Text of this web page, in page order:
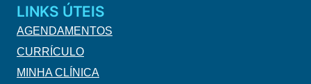
LINKS ÚTEIS
AGENDAMENTOS
CURRÍCULO
MINHA CLÍNICA